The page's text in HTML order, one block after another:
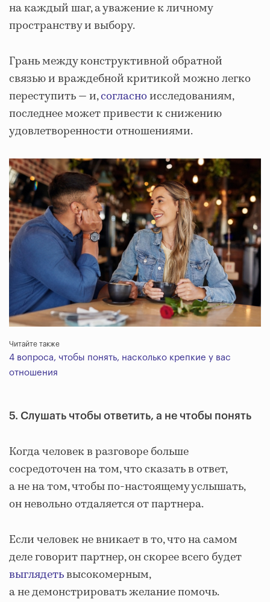
на каждый шаг, а уважение к личному
пространству и выбору.
Грань между конструктивной обратной
связью и враждебной критикой можно легко
переступить — и,согласноисследованиям,
последнее может привести к снижению
удовлетворенности отношениями.
Читайте также
4 вопроса, чтобы понять, насколько крепкие у вас
отношения
5. Слушать чтобы ответить, а не чтобы понять
Когда человек в разговоре больше
сосредоточен на том, что сказать в ответ,
а не на том, чтобы по-настоящему услышать,
он невольно отдаляется от партнера.
Если человек не вникает в то, что на самом
деле говорит партнер, он скорее всего будет
выглядетьвысокомерным,
а не демонстрировать желание помочь.